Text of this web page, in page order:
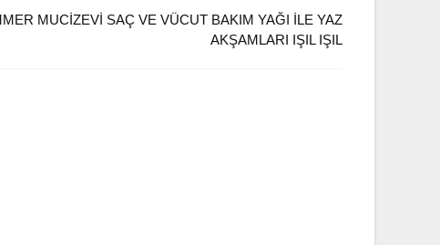
MUCIZEVI SAÇ VE VÜCUT BAKIM YAĞI ILE YAZ
AKŞAMLARI IŞIL IŞIL